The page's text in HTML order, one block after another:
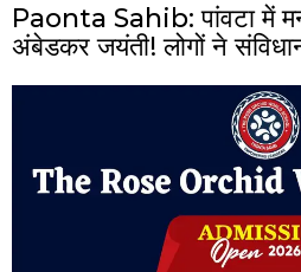
Paonta Sahib: पांवटा में
अंबेडकर जयंती! लोगों ने संविधान